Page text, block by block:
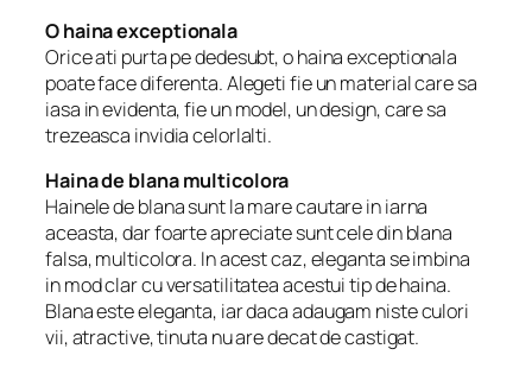
O haina exceptionala
Orice ati purta pe dedesubt, o haina exceptionala
poate face diferenta. Alegeti fie un material care sa
iasa in evidenta, fie un model, un design, care sa
trezeasca invidia celorlalti.
Haina de blana multicolora
Hainele de blana sunt la mare cautare in iarna
aceasta, dar foarte apreciate sunt cele din blana
falsa, multicolora. In acest caz, eleganta se imbina
in mod clar cu versatilitatea acestui tip de haina.
Blana este eleganta, iar daca adaugam niste culori
vii, atractive, tinuta nu are decat de castigat.